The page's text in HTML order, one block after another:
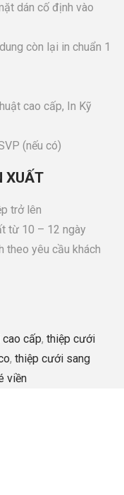
dán cố định vào
còn lại in chuẩn 1
cao cấp, In Kỹ
(nếu có)
XUẤT
trở lên
từ 10 – 12 ngày
theo yêu cầu khách
cấp, thiệp cưới
, thiệp cưới sang
viền